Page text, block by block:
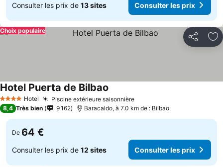
Consulter les prix de 13 sites Consulter les prix
Partager
Choix populaire
4 Étoiles Hotel Piscine extérieure saisonnièreConsulter les prix
Hotel Puerta de Bilbao
8,4 Très bien 9 162 Baracaldo, à 7.0 km de : Bilbao
De 64 €
Consulter les prix de 12 sites Consulter les prix